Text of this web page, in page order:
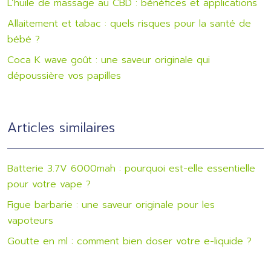
L’huile de massage au CBD : bénéfices et applications
Allaitement et tabac : quels risques pour la santé de
bébé ?
Coca K wave goût : une saveur originale qui
dépoussière vos papilles
Articles similaires
Batterie 3.7V 6000mah : pourquoi est-elle essentielle
pour votre vape ?
Figue barbarie : une saveur originale pour les
vapoteurs
Goutte en ml : comment bien doser votre e-liquide ?